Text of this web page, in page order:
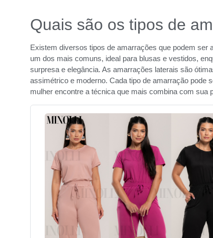
Quais são os tipos de
Existem diversos tipos de amarrações que podem ser
um dos mais comuns, ideal para blusas e vestidos,
surpresa e elegância. As amarrações laterais são
assimétrico e moderno. Cada tipo de amarração pode
mulher encontre a técnica que mais combina com sua